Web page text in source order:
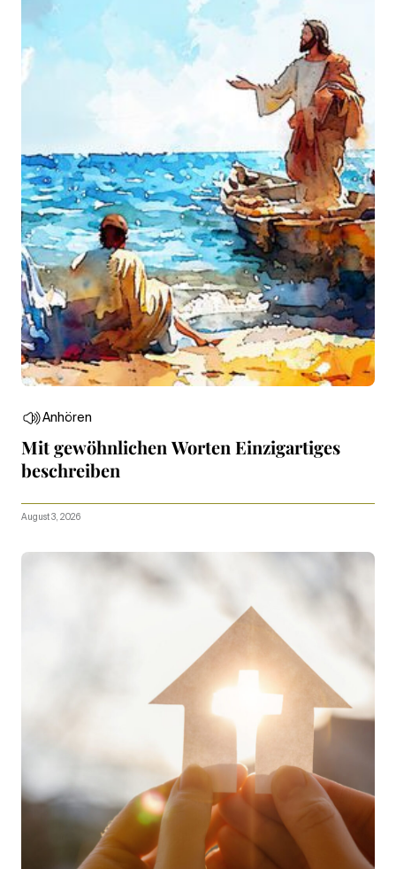
Anhören
Mit gewöhnlichen Worten Einzigartiges
beschreiben
August 3, 2026